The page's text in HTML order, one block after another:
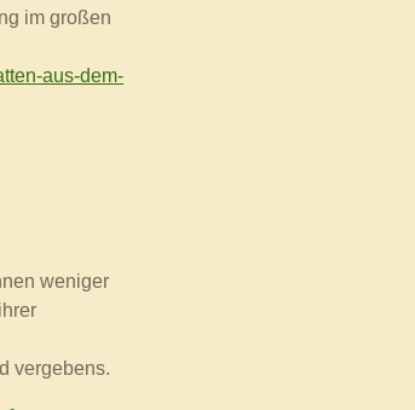
im großen
aus-dem-
weniger
vergebens.